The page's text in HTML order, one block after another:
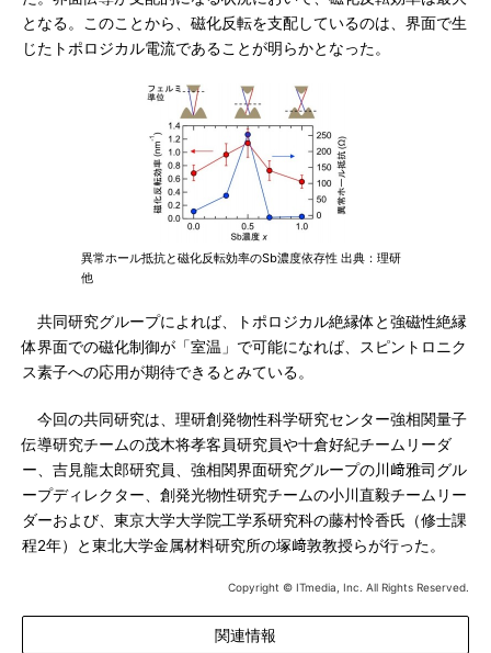
となる。このことから、磁化反転を支配しているのは、界面で生
じたトポロジカル電流であることが明らかとなった。
異常ホール抵抗と磁化反転効率のSb濃度依存性 出典：理研
他
共同研究グループによれば、トポロジカル絶縁体と強磁性絶縁
体界面での磁化制御が「室温」で可能になれば、スピントロニク
ス素子への応用が期待できるとみている。
今回の共同研究は、理研創発物性科学研究センター強相関量子
伝導研究チームの茂木将孝客員研究員や十倉好紀チームリーダ
ー、吉見龍太郎研究員、強相関界面研究グループの川﨑雅司グル
ープディレクター、創発光物性研究チームの小川直毅チームリー
ダーおよび、東京大学大学院工学系研究科の藤村怜香氏（修士課
程2年）と東北大学金属材料研究所の塚﨑敦教授らが行った。
Copyright © ITmedia, Inc. All Rights Reserved.
関連情報